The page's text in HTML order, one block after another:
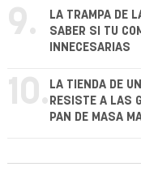
9.
LA TRAMPA DE
SABER SI TU
INNECESARIAS
10. LA TIENDA DE
RESISTE A LAS
PAN DE MASA